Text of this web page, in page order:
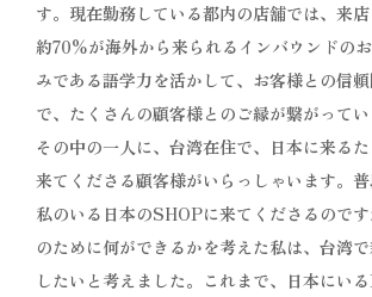
す。現在勤務している都内の店舗では、来
約70%が海外から来られるインバウンドの
みである語学力を活かして、お客様との信
で、たくさんの顧客様とのご縁が繋がってい
その中の一人に、台湾在住で、日本に来る
来てくださる顧客様がいらっしゃいます。
私のいる日本のSHOPに来てくださるので
のために何ができるかを考えた私は、台湾
したいと考えました。これまで、日本にい